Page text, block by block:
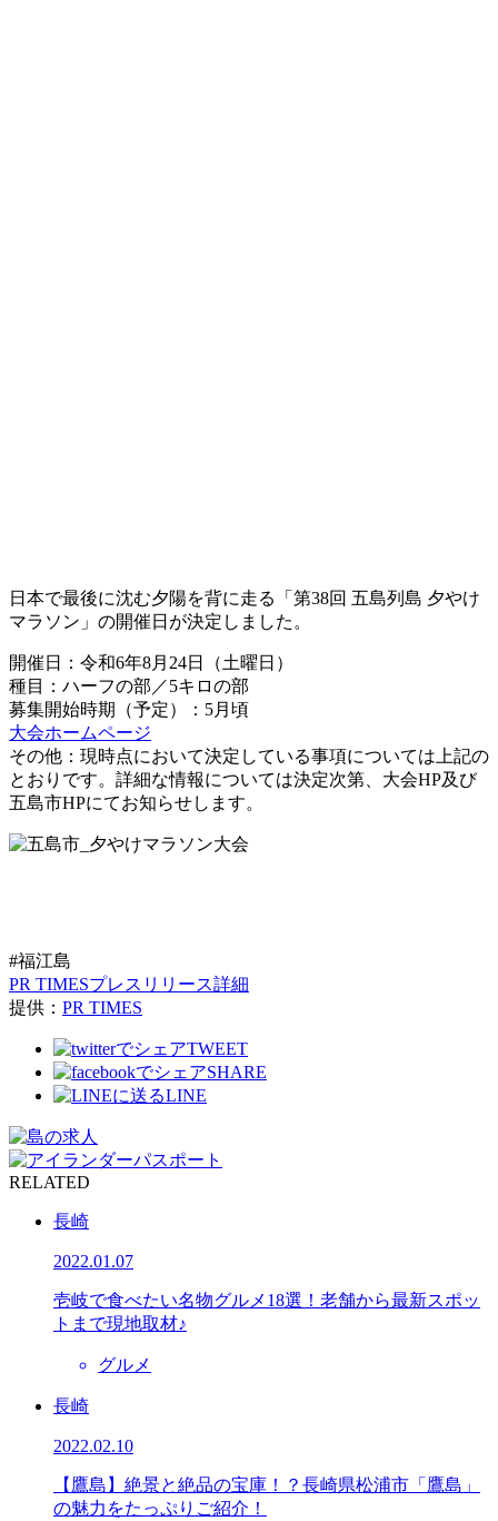
日本で最後に沈む夕陽を背に走る「第38回 五島列島 夕やけ
マラソン」の開催日が決定しました。
開催日：令和6年8月24日（土曜日）
種目：ハーフの部／5キロの部
募集開始時期（予定）：5月頃
大会ホームページ
その他：現時点において決定している事項については上記の
とおりです。詳細な情報については決定次第、大会HP及び
五島市HPにてお知らせします。
#福江島
PR TIMESプレスリリース詳細
提供： PR TIMES
TWEET
SHARE
LINE
RELATED
長崎
2022.01.07
壱岐で食べたい名物グルメ18選！老舗から最新スポッ
トまで現地取材♪
グルメ
長崎
2022.02.10
【鷹島】絶景と絶品の宝庫！？長崎県松浦市「鷹島」
の魅力をたっぷりご紹介！